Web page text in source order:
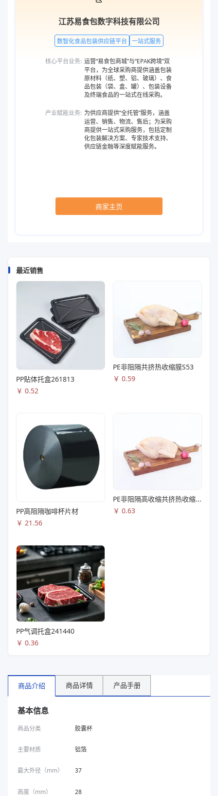
江苏易食包数字科技有限公司
数智化食品包装供应链平台 一站式服务
核心平台业务: 运营“易食包商城”与“EPAK跨境”双
平台，为全球采购商提供涵盖包装
原材料（纸、塑、铝、玻璃）、食
品包装（袋、盒、罐）、包装设备
及终端食品的一站式在线采购。
产业赋能业务: 为供应商提供“全托管”服务，涵盖
运营、销售、物流、售后；为采购
商提供一站式采购服务，包括定制
化包装解决方案、专家技术支持、
供应链金融等深度赋能服务。
商家主页
最近销售
PP贴体托盒261813
￥ 0.52
PE非阻隔共挤热收缩膜S53
￥ 0.59
PP高阻隔咖啡杯片材
￥ 21.56
PE非阻隔高收缩共挤热收缩膜S83
￥ 0.63
PP气调托盒241440
￥ 0.36
商品介绍 商品详情 产品手册
基本信息
商品分类 胶囊杯
主要材质 铝箔
最大外径（mm） 37
高度（mm） 28